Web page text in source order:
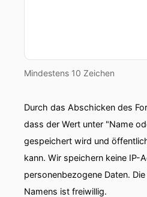
Mindestens 10 Zeichen
Durch das Abschicken des
dass der Wert unter "Name
gespeichert wird und
kann. Wir speichern keine IP-
personenbezogene Daten.
Namens ist freiwillig.